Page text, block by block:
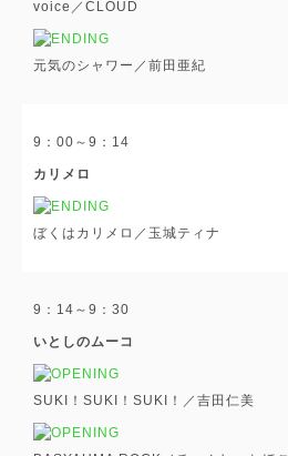
voice／CLOUD
元気のシャワー／前田亜紀
9：00～9：14
カリメロ
ぼくはカリメロ／玉城ティナ
9：14～9：30
いとしのムーコ
SUKI！SUKI！SUKI！／吉田仁美